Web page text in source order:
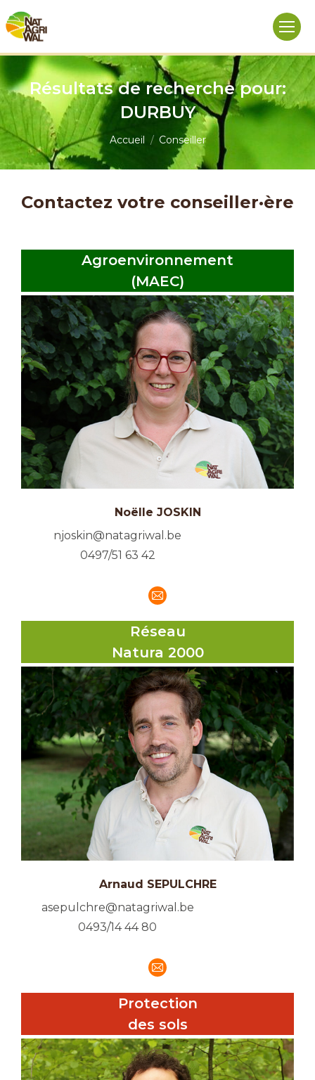
Résultats de recherche pour:
DURBUY
Vous êtes ici :
Accueil Conseiller
Contactez votre conseiller·ère
Agroenvironnement
(MAEC)
Noëlle JOSKIN
njoskin@natagriwal.be
0497/51 63 42
E-
mail
Réseau
Natura 2000
Arnaud SEPULCHRE
asepulchre@natagriwal.be
0493/14 44 80
E-
mail
Protection
des sols